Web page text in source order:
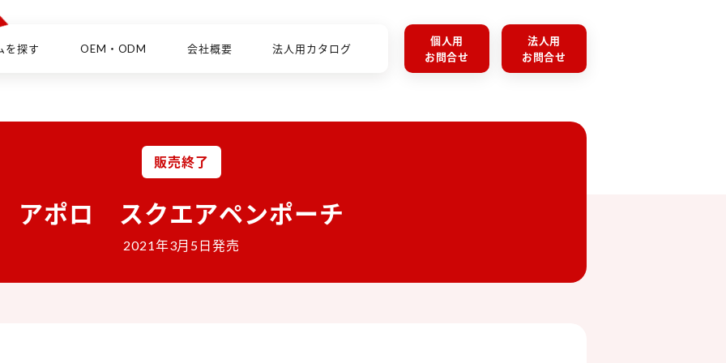
を探す OEM・ODM 会社概要 法人用カタログ
個人用
お問合せ
法人用
お問合せ
販売終了
アポロ スクエアペンポーチ
2021年3月5日発売